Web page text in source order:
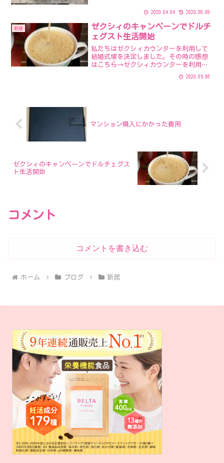
だけど、私の部屋にしかテレビが置けな
いわけです。ちなみにご飯を食べるのも
その部屋。最初は彼が室内ア...
2020.04.04 2020.08.09
新居
ゼクシィのキャンペーンでドルチ
ェグスト生活開始
私たちはゼクシィカウンターを利用して
結婚式場を決定しました。その時の感想
はこちら→ゼクシィカウンターを利用し
チラシみたいなのが入っていたのです
2020.05.06
マンション購入にかかった費用
ゼクシィのキャンペーンでドルチェグス
ト生活開始
コメント
コメントを書き込む
ホーム ブログ 新居